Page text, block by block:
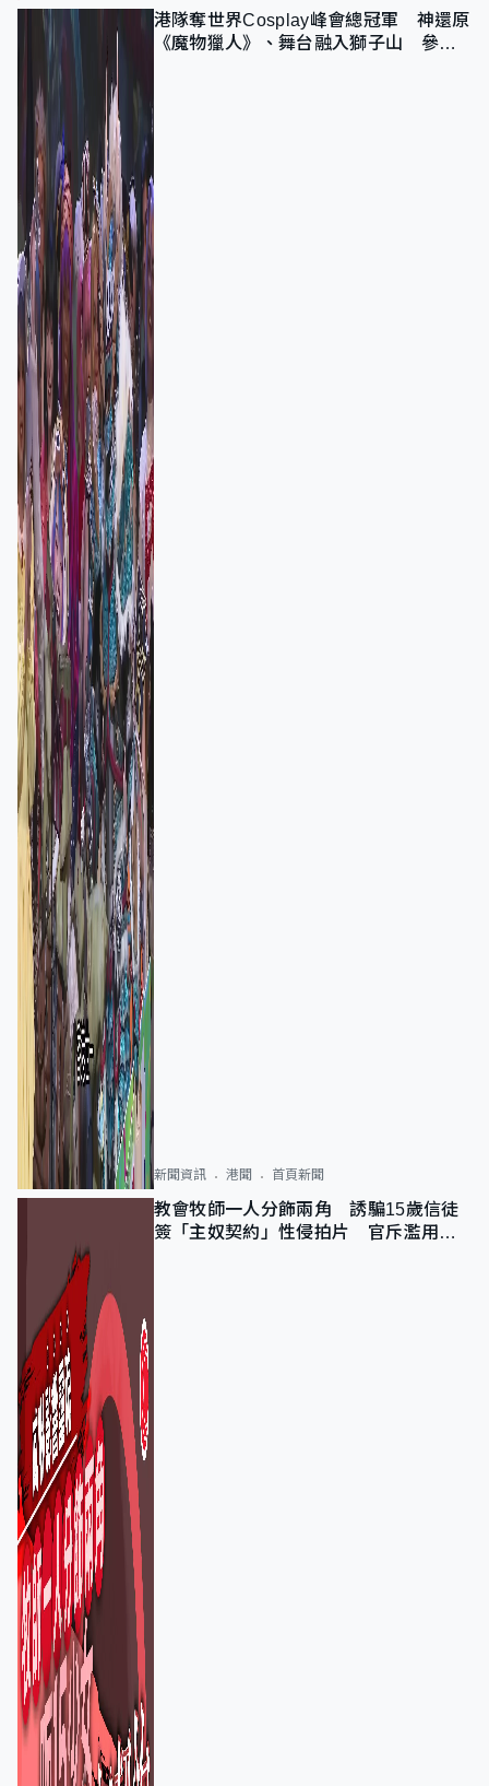
港隊奪世界Cosplay峰會總冠軍 神還原
《魔物獵人》、舞台融入獅子山 參賽
新聞資訊 港聞 首頁新聞
教會牧師一人分飾兩角 誘騙15歲信徒
簽「主奴契約」性侵拍片 官斥濫用教